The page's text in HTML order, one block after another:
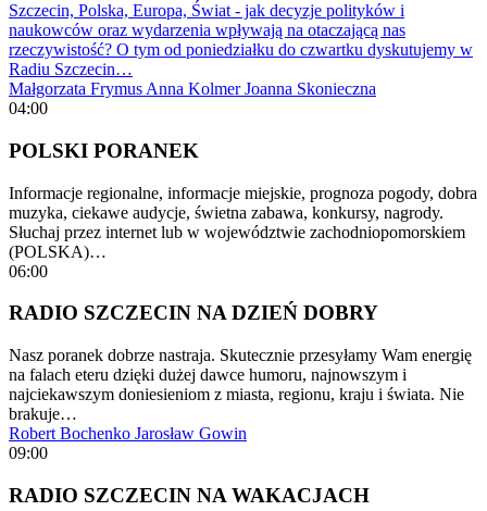
Szczecin, Polska, Europa, Świat - jak decyzje polityków i
naukowców oraz wydarzenia wpływają na otaczającą nas
rzeczywistość? O tym od poniedziałku do czwartku dyskutujemy w
Radiu Szczecin…
Małgorzata Frymus Anna Kolmer Joanna Skonieczna
04:00
POLSKI PORANEK
Informacje regionalne, informacje miejskie, prognoza pogody, dobra
muzyka, ciekawe audycje, świetna zabawa, konkursy, nagrody.
Słuchaj przez internet lub w województwie zachodniopomorskiem
(POLSKA)…
06:00
RADIO SZCZECIN NA DZIEŃ DOBRY
Nasz poranek dobrze nastraja. Skutecznie przesyłamy Wam energię
na falach eteru dzięki dużej dawce humoru, najnowszym i
najciekawszym doniesieniom z miasta, regionu, kraju i świata. Nie
brakuje…
Robert Bochenko Jarosław Gowin
09:00
RADIO SZCZECIN NA WAKACJACH